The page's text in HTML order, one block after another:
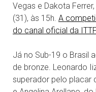
Vegas e Dakota
(31), às 15h. A
do canal oficial da
Já no Sub-19 o Brasil
de bronze. Leonardo
superador pelo placar